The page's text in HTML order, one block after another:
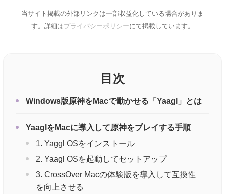
当サイト掲載の外部リンクは一部収益化している場合がありま
す。詳細はプライバシーポリシーにて掲載しています。
目次
Windows版原神をMacで動かせる「Yaagl」とは
YaaglをMacに導入して原神をプレイする手順
1. Yaggl OSをインストール
2. Yaagl OSを起動してセットアップ
3. CrossOver Macの体験版を導入して互換性
を向上させる